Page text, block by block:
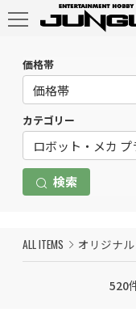
価格帯
カテゴリー
検索
ALL ITEMS オリジナル
520